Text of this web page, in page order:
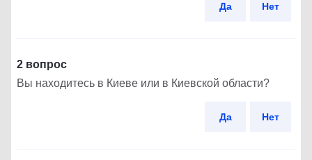
Да Нет
2 вопрос
Вы находитесь в Киеве или в Киевской области?
Да Нет